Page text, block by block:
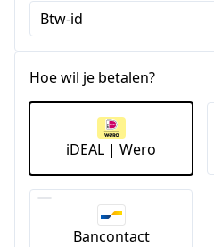
Btw-id
Hoe wil je betalen?
iDEAL | Wero
Bancontact